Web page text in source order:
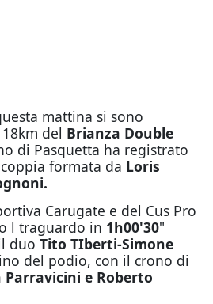
mattina si sono
del Brianza Double
di Pasquetta ha registrato
formata da Loris
Carugate e del Cus Pro
l traguardo in 1h00'30"
duo Tito TIberti-Simone
del podio, con il crono di
e Roberto